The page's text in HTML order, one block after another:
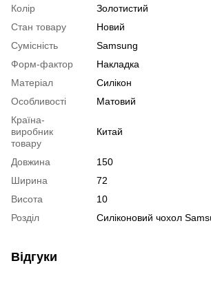
Колір
Золотистий
Стан товару
Новий
Сумісність
Samsung
Форм-фактор
Накладка
Матеріал
Силікон
Особливості
Матовий
Країна-
виробник
товару
Китай
Довжина
150
Ширина
72
Висота
10
Розділ
Силіконовий чохол
Відгуки